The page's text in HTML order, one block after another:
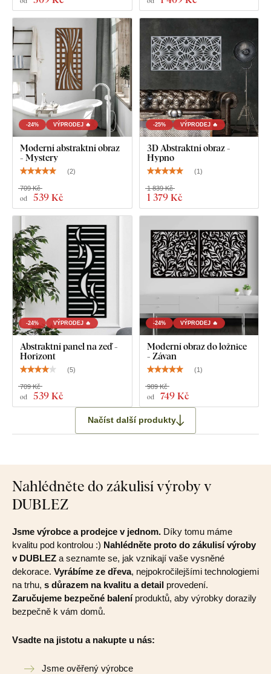
-24% VÝPRODEJ 🔥
Moderní abstraktní obraz
- Mystery
(2)
od 539 Kč
709 Kč
-25% VÝPRODEJ 🔥
3D Abstraktní obraz -
Hypno
(1 )
1 379 Kč
1 839 Kč
-24% VÝPRODEJ 🔥
Abstraktní panel na zeď -
Horizont
(5)
od 539 Kč
709 Kč
-24% VÝPRODEJ 🔥
Moderní obraz do ložnice
- Závan
(1)
od 749 Kč
989 Kč
Načíst další produkty
Nahlédněte do zákulisí výroby v
DUBLEZ
Jsme výrobce a prodejce v jednom. Díky tomu máme
kvalitu pod kontrolou :) Nahlédněte proto do zákulisí výroby
v DUBLEZ a seznamte se, jak vznikají vaše vysněné
dekorace. Vyrábíme ze dřeva, nejpokročilejšími technologiemi
na trhu, s důrazem na kvalitu a detail provedení.
Zaručujeme bezpečné baleníproduktů, aby výrobky dorazily
bezpečně k vám domů.
Vsadte na jistotu a nakupte u nás:
Jsme ověřený výrobce